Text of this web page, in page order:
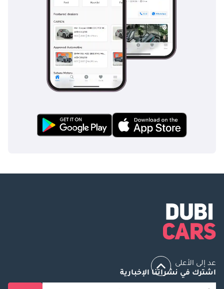
عد إلى الأعلى
اشترك في نشراتنا الإخبارية